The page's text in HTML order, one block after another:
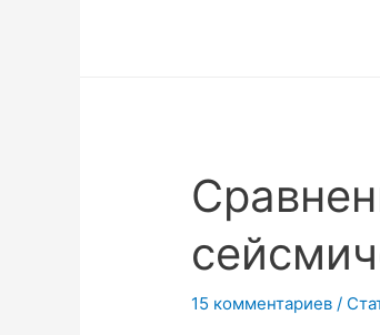
15 комментариев /